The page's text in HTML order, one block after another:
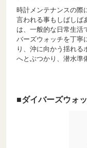
時計メンテナンスの際
言われる事もしばしば
は、一般的な日常生活
バーズウォッチを丁寧
り、沖に向かう揺れる
へとぶつかり、潜水準
■ダイバーズウォ